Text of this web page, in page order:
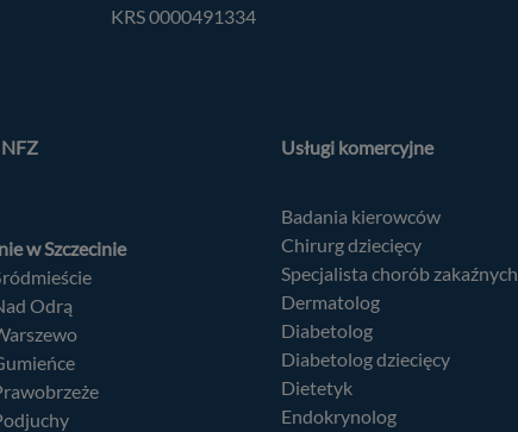
KRS 0000491334
NFZ
w Szczecinie
Odrą
Usługi komercyjne
Badania kierowców
Chirurg dziecięcy
Specjalista chorób zakaźnych
Dermatolog
Diabetolog
Diabetolog dziecięcy
Dietetyk
Endokrynolog